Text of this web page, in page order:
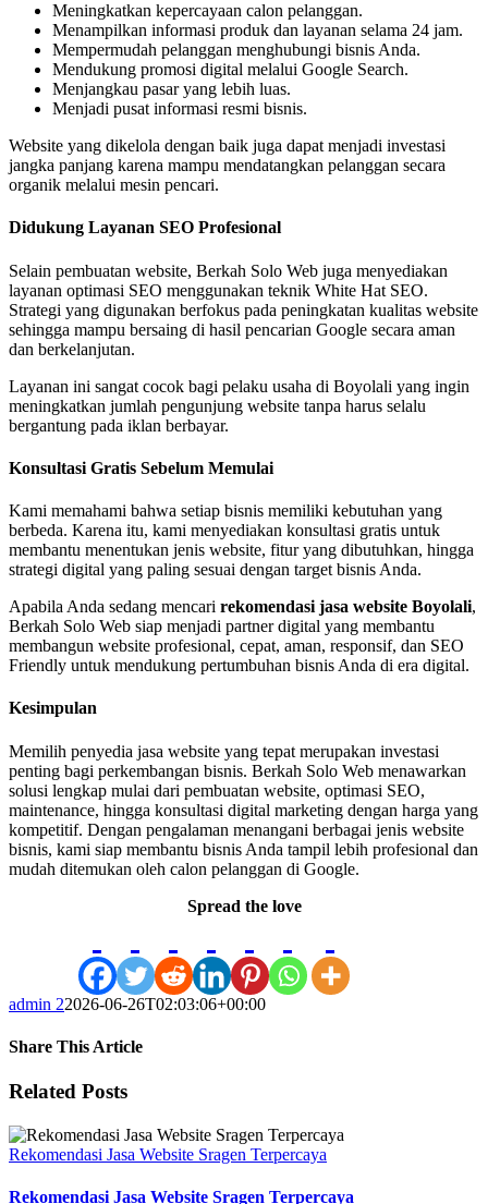
Meningkatkan kepercayaan calon pelanggan.
Menampilkan informasi produk dan layanan selama 24 jam.
Mempermudah pelanggan menghubungi bisnis Anda.
Mendukung promosi digital melalui Google Search.
Menjangkau pasar yang lebih luas.
Menjadi pusat informasi resmi bisnis.
Website yang dikelola dengan baik juga dapat menjadi investasi
jangka panjang karena mampu mendatangkan pelanggan secara
organik melalui mesin pencari.
Didukung Layanan SEO Profesional
Selain pembuatan website, Berkah Solo Web juga menyediakan
layanan optimasi SEO menggunakan teknik White Hat SEO.
Strategi yang digunakan berfokus pada peningkatan kualitas website
sehingga mampu bersaing di hasil pencarian Google secara aman
dan berkelanjutan.
Layanan ini sangat cocok bagi pelaku usaha di Boyolali yang ingin
meningkatkan jumlah pengunjung website tanpa harus selalu
bergantung pada iklan berbayar.
Konsultasi Gratis Sebelum Memulai
Kami memahami bahwa setiap bisnis memiliki kebutuhan yang
berbeda. Karena itu, kami menyediakan konsultasi gratis untuk
membantu menentukan jenis website, fitur yang dibutuhkan, hingga
strategi digital yang paling sesuai dengan target bisnis Anda.
Apabila Anda sedang mencari rekomendasi jasa website Boyolali,
Berkah Solo Web siap menjadi partner digital yang membantu
membangun website profesional, cepat, aman, responsif, dan SEO
Friendly untuk mendukung pertumbuhan bisnis Anda di era digital.
Kesimpulan
Memilih penyedia jasa website yang tepat merupakan investasi
penting bagi perkembangan bisnis. Berkah Solo Web menawarkan
solusi lengkap mulai dari pembuatan website, optimasi SEO,
maintenance, hingga konsultasi digital marketing dengan harga yang
kompetitif. Dengan pengalaman menangani berbagai jenis website
bisnis, kami siap membantu bisnis Anda tampil lebih profesional dan
mudah ditemukan oleh calon pelanggan di Google.
Spread the love
admin 22026-06-26T02:03:06+00:00
Share This Article
Facebook
X
LinkedIn
WhatsApp
Tumblr
Pinterest
Vk
Email
Related Posts
Rekomendasi Jasa Website Sragen Terpercaya
Rekomendasi Jasa Website Sragen Terpercaya